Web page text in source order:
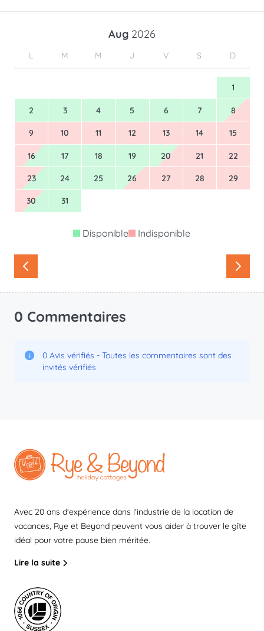
Aug2026
L M M J V S D
1
2 3 4 5 6 7 8
9 10 11 12 13 14 15
16 17 18 19 20 21 22
23 24 25 26 27 28 29
30 31
Disponible Indisponible
0 Commentaires
0 Avis vérifiés - Toutes les commentaires sont des
invités vérifiés
Avec 20 ans d'expérience dans l'industrie de la location de
vacances, Rye et Beyond peuvent vous aider à trouver le gîte
idéal pour votre pause bien méritée.
Lire la suite